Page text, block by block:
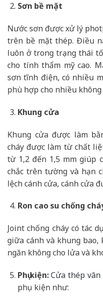
Sơn bề mặt
Nước sơn được xử lý
trên bề mặt thép. Điều
luôn ở trong trạng thái
cho tính thẩm mỹ cao.
sơn tĩnh điện, có nhiều
phù hợp cho nhiều
Khung cửa
Khung cửa được làm
cháy được làm từ chất
từ 1,2 đến 1,5 mm giúp
chắc trên tường và hạn
lệch cánh cửa, cánh cửa
Ron cao su chống
Joint chống cháy có tác
giữa cánh và khung
ngăn không cho lửa và
Phụ kiện:Cửa thép vân
phụ kiện như: